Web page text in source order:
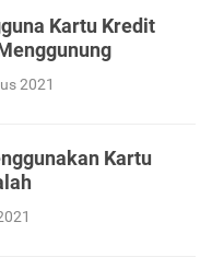
Kartu Kredit
2021
Kartu